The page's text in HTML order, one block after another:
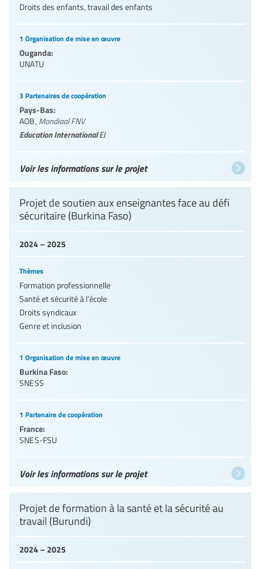
Droits des enfants, travail des enfants
1 Organisation de mise en œuvre
Ouganda:
UNATU
3 Partenaires de coopération
Pays-Bas:
AOB, Mondiaal FNV
Education InternationalEI
Voir les informations sur le projet
2024 – 2025
Projet de soutien aux enseignantes face au défi
sécuritaire (Burkina Faso)
Thèmes
Formation professionnelle
Santé et sécurité à l’école
Droits syndicaux
Genre et inclusion
1 Organisation de mise en œuvre
Burkina Faso:
SNESS
1 Partenaire de coopération
France:
SNES-FSU
Voir les informations sur le projet
2024 – 2025
Projet de formation à la santé et la sécurité au
travail (Burundi)